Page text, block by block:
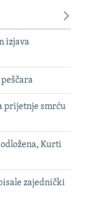
izjava
prijetnje smrću
Kurti
zajednički